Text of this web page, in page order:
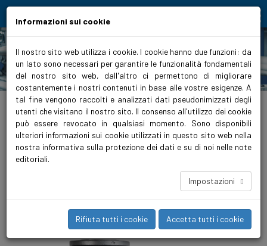
Prodotti
biralitalia.it > Prodotti > Riscaldamento > Circolatori > Premium ad alta efficienza
ModulA RED T2 con raccordo flangia
ModulA 32F-6 220 RED
La pompa di circolazione del riscaldamento ModulA di Biral si è
presentata ﬁn dall’inizio come la numero uno in termini di
risparmio energetico ed economicità. Con la nuova interfaccia
Bluetooth tramite la app Biral ONE, le possibilità di comando e
di scambio di informazioni si sono moltiplicate.
Informazioni sui cookie
Il nostro sito web utilizza i cookie. I cookie hanno due funzioni: da
un lato sono necessari per garantire le funzionalità fondamentali
del nostro sito web, dall'altro ci permettono di migliorare
costantemente i nostri contenuti in base alle vostre esigenze. A
tal fine vengono raccolti e analizzati dati pseudonimizzati degli
utenti che visitano il nostro sito. Il consenso all'utilizzo dei cookie
può essere revocato in qualsiasi momento. Sono disponibili
ulteriori informazioni sui cookie utilizzati in questo sito web nella
nostra informativa sulla protezione dei dati e su di noi nelle note
editoriali.
Impostazioni
Rifiuta tutti i cookie Accetta tutti i cookie